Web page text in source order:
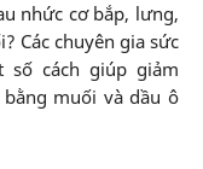
nhức cơ bắp, lưng,
Các chuyên gia sức
số cách giúp giảm
muối và dầu ô